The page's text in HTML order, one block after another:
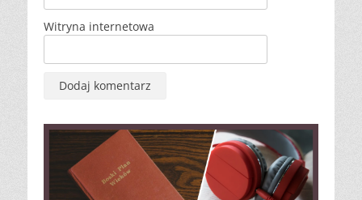
Witryna internetowa